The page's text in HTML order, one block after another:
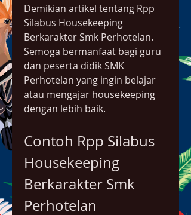
Demikian artikel tentang Rpp
Silabus Housekeeping
Berkarakter Smk Perhotelan.
Semoga bermanfaat bagi guru
dan peserta didik SMK
Perhotelan yang ingin belajar
atau mengajar housekeeping
dengan lebih baik.
Contoh Rpp Silabus
Housekeeping
Berkarakter Smk
Perhotelan